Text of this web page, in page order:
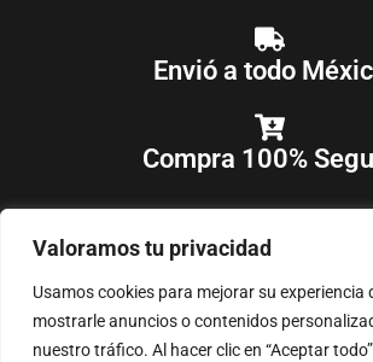
Valoramos tu privacidad
Usamos cookies para mejorar su experiencia
mostrarle anuncios o contenidos
nuestro tráfico. Al hacer clic en “Aceptar
Envió a todo
Compra 100%
COPYRIGHT © 2018-2025COMPRAAHORA, TODOS